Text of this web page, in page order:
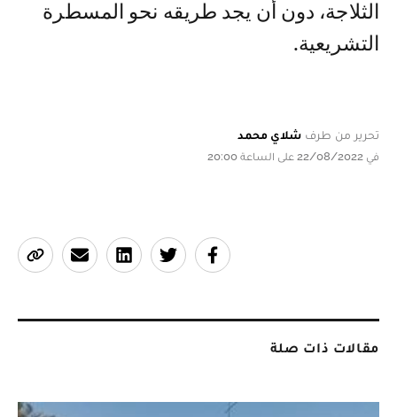
الثلاجة، دون أن يجد طريقه نحو المسطرة
التشريعية.
تحرير من طرف شلاي محمد
في 22/08/2022 على الساعة 20:00
مقالات ذات صلة